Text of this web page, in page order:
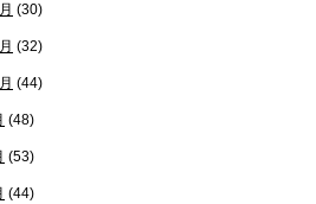
(30)
(32)
(44)
(48)
(53)
(44)